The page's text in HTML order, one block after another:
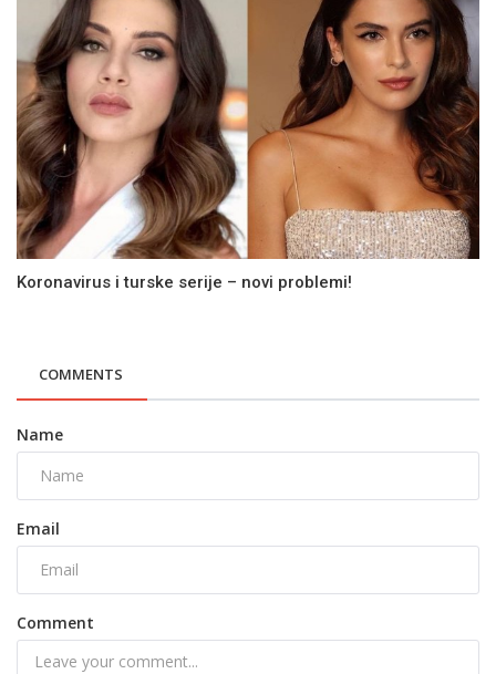
Koronavirus i turske serije – novi problemi!
COMMENTS
Name
Email
Comment